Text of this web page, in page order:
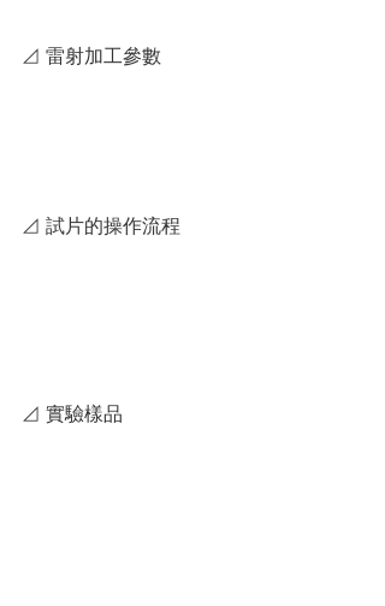
⊿ 雷射加工參數
⊿ 試片的操作流程
⊿ 實驗樣品